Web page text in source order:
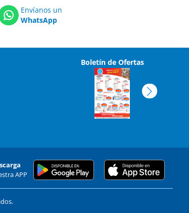
Envíanos un
WhatsApp
Boletín de Ofertas
APP